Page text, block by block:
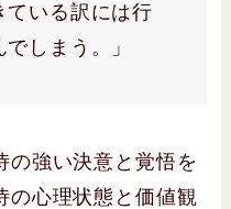
ている訳には行
しまう。」
の強い決意と覚悟を
の心理状態と価値観